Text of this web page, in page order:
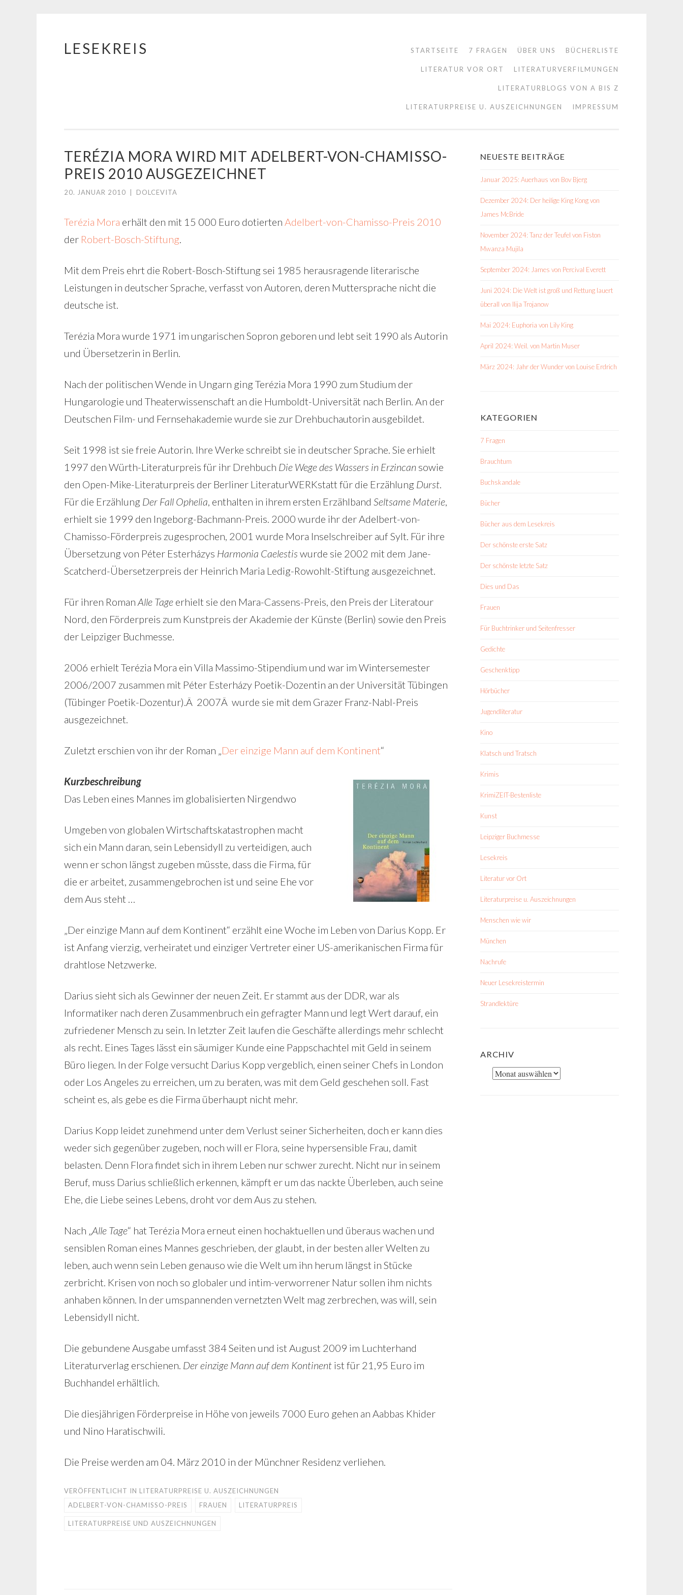
Springe
LESEKREIS STARTSEITE 7 FRAGEN ÜBER UNS BÜCHERLISTE
LITERATUR VOR ORT LITERATURVERFILMUNGEN
LITERATURBLOGS VON A BIS Z
LITERATURPREISE U. AUSZEICHNUNGEN IMPRESSUM
TERÉZIA MORA WIRD MIT ADELBERT-VON-CHAMISSO-
PREIS 2010 AUSGEZEICHNET
20. JANUAR 2010 DOLCEVITA
Terézia Mora erhält den mit 15 000 Euro dotierten Adelbert-von-Chamisso-Preis 2010
der Robert-Bosch-Stiftung.
Mit dem Preis ehrt die Robert-Bosch-Stiftung sei 1985 herausragende literarische
Leistungen in deutscher Sprache, verfasst von Autoren, deren Muttersprache nicht die
deutsche ist.
Terézia Mora wurde 1971 im ungarischen Sopron geboren und lebt seit 1990 als Autorin
und Übersetzerin in Berlin.
Nach der politischen Wende in Ungarn ging Terézia Mora 1990 zum Studium der
Hungarologie und Theaterwissenschaft an die Humboldt-Universität nach Berlin. An der
Deutschen Film- und Fernsehakademie wurde sie zur Drehbuchautorin ausgebildet.
Seit 1998 ist sie freie Autorin. Ihre Werke schreibt sie in deutscher Sprache. Sie erhielt
1997 den Würth-Literaturpreis für ihr Drehbuch Die Wege des Wassers in Erzincan sowie
den Open-Mike-Literaturpreis der Berliner LiteraturWERKstatt für die Erzählung Durst.
Für die Erzählung Der Fall Ophelia, enthalten in ihrem ersten Erzählband Seltsame Materie,
erhielt sie 1999 den Ingeborg-Bachmann-Preis. 2000 wurde ihr der Adelbert-von-
Chamisso-Förderpreis zugesprochen, 2001 wurde Mora Inselschreiber auf Sylt. Für ihre
Übersetzung von Péter Esterházys Harmonia Caelestis wurde sie 2002 mit dem Jane-
Scatcherd-Übersetzerpreis der Heinrich Maria Ledig-Rowohlt-Stiftung ausgezeichnet.
Für ihren Roman Alle Tage erhielt sie den Mara-Cassens-Preis, den Preis der Literatour
Nord, den Förderpreis zum Kunstpreis der Akademie der Künste (Berlin) sowie den Preis
der Leipziger Buchmesse.
2006 erhielt Terézia Mora ein Villa Massimo-Stipendium und war im Wintersemester
2006/2007 zusammen mit Péter Esterházy Poetik-Dozentin an der Universität Tübingen
(Tübinger Poetik-Dozentur).Â 2007Â wurde sie mit dem Grazer Franz-Nabl-Preis
ausgezeichnet.
Zuletzt erschien von ihr der Roman „Der einzige Mann auf dem Kontinent“
Kurzbeschreibung
Das Leben eines Mannes im globalisierten Nirgendwo
Umgeben von globalen Wirtschaftskatastrophen macht
sich ein Mann daran, sein Lebensidyll zu verteidigen, auch
wenn er schon längst zugeben müsste, dass die Firma, für
die er arbeitet, zusammengebrochen ist und seine Ehe vor
dem Aus steht …
„Der einzige Mann auf dem Kontinent“ erzählt eine Woche im Leben von Darius Kopp. Er
ist Anfang vierzig, verheiratet und einziger Vertreter einer US-amerikanischen Firma für
drahtlose Netzwerke.
Darius sieht sich als Gewinner der neuen Zeit. Er stammt aus der DDR, war als
Informatiker nach deren Zusammenbruch ein gefragter Mann und legt Wert darauf, ein
zufriedener Mensch zu sein. In letzter Zeit laufen die Geschäfte allerdings mehr schlecht
als recht. Eines Tages lässt ein säumiger Kunde eine Pappschachtel mit Geld in seinem
Büro liegen. In der Folge versucht Darius Kopp vergeblich, einen seiner Chefs in London
oder Los Angeles zu erreichen, um zu beraten, was mit dem Geld geschehen soll. Fast
scheint es, als gebe es die Firma überhaupt nicht mehr.
Darius Kopp leidet zunehmend unter dem Verlust seiner Sicherheiten, doch er kann dies
weder sich gegenüber zugeben, noch will er Flora, seine hypersensible Frau, damit
belasten. Denn Flora findet sich in ihrem Leben nur schwer zurecht. Nicht nur in seinem
Beruf, muss Darius schließlich erkennen, kämpft er um das nackte Überleben, auch seine
Ehe, die Liebe seines Lebens, droht vor dem Aus zu stehen.
Nach „Alle Tage“ hat Terézia Mora erneut einen hochaktuellen und überaus wachen und
sensiblen Roman eines Mannes geschrieben, der glaubt, in der besten aller Welten zu
leben, auch wenn sein Leben genauso wie die Welt um ihn herum längst in Stücke
zerbricht. Krisen von noch so globaler und intim-verworrener Natur sollen ihm nichts
anhaben können. In der umspannenden vernetzten Welt mag zerbrechen, was will, sein
Lebensidyll nicht.
Die gebundene Ausgabe umfasst 384 Seiten und ist August 2009 im Luchterhand
Literaturverlag erschienen. Der einzige Mann auf dem Kontinent ist für 21,95 Euro im
Buchhandel erhältlich.
Die diesjährigen Förderpreise in Höhe von jeweils 7000 Euro gehen an Aabbas Khider
und Nino Haratischwili.
Die Preise werden am 04. März 2010 in der Münchner Residenz verliehen.
VERÖFFENTLICHT IN LITERATURPREISE U. AUSZEICHNUNGEN
ADELBERT-VON-CHAMISSO-PREIS
FRAUEN LITERATURPREIS
LITERATURPREISE UND AUSZEICHNUNGEN
NEUESTE BEITRÄGE
Januar 2025: Auerhaus von Bov Bjerg
Dezember 2024: Der heilige King Kong von
James McBride
November 2024: Tanz der Teufel von Fiston
Mwanza Mujila
September 2024: James von Percival Everett
Juni 2024: Die Welt ist groß und Rettung lauert
überall von Ilija Trojanow
Mai 2024: Euphoria von Lily King
April 2024: Weil. von Martin Muser
März 2024: Jahr der Wunder von Louise Erdrich
KATEGORIEN
7 Fragen
Brauchtum
Buchskandale
Bücher
Bücher aus dem Lesekreis
Der schönste erste Satz
Der schönste letzte Satz
Dies und Das
Frauen
Für Buchtrinker und Seitenfresser
Gedichte
Geschenktipp
Hörbücher
Jugendliteratur
Kino
Klatsch und Tratsch
Krimis
KrimiZEIT-Bestenliste
Kunst
Leipziger Buchmesse
Lesekreis
Literatur vor Ort
Literaturpreise u. Auszeichnungen
Menschen wie wir
München
Nachrufe
Neuer Lesekreistermin
Strandlektüre
ARCHIV
Archiv